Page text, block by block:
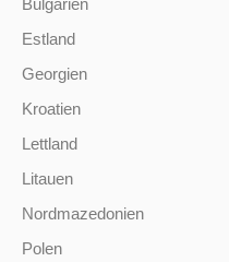
Bulgarien
Estland
Georgien
Kroatien
Lettland
Litauen
Nordmazedonien
Polen